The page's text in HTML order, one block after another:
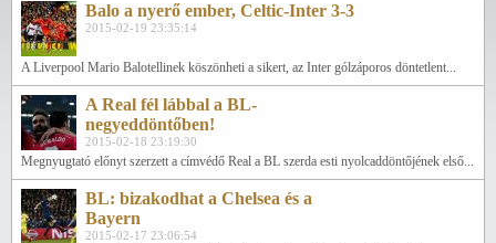
Balo a nyerő ember, Celtic-Inter 3-3
2015-02-19 23:35:14
A Liverpool Mario Balotellinek köszönheti a sikert, az Inter gólzáporos döntetlent...
A Real fél lábbal a BL-
negyeddöntőben!
2015-02-18 23:19:30
Megnyugtató előnyt szerzett a címvédő Real a BL szerda esti nyolcaddöntőjének első...
BL: bizakodhat a Chelsea és a
Bayern
2015-02-17 23:06:54